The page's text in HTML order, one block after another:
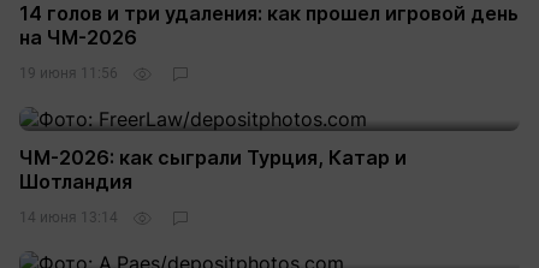
14 голов и три удаления: как прошел игровой день
на ЧМ-2026
19 июня 11:56
ЧМ-2026: как сыграли Турция, Катар и
Шотландия
14 июня 13:14